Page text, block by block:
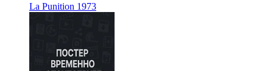
La Punition 1973